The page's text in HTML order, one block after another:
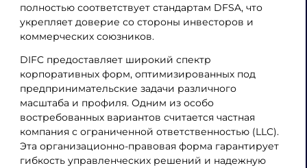
полностью соответствует стандартам DFSA, что
укрепляет доверие со стороны инвесторов и
коммерческих союзников.
DIFC предоставляет широкий спектр
корпоративных форм, оптимизированных под
предпринимательские задачи различного
масштаба и профиля. Одним из особо
востребованных вариантов считается частная
компания с ограниченной ответственностью (LLC).
Эта организационно-правовая форма гарантирует
гибкость управленческих решений и надежную